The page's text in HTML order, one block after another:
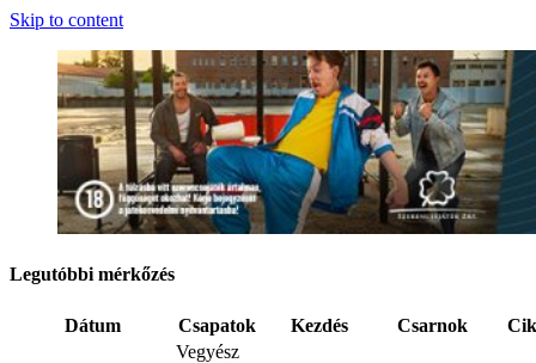
Skip to content
Legutóbbi mérkőzés
Dátum Csapatok Kezdés Csarnok
Vegyész